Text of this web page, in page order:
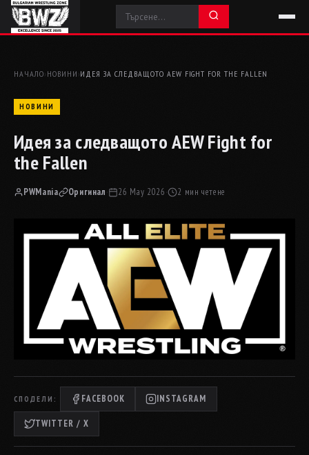
НАЧАЛО› НОВИНИ ›ИДЕЯ ЗА СЛЕДВАЩОТО AEW FIGHT FOR THE FALLEN
НОВИНИ
Идея за следващото AEW Fight for
the Fallen
PWMania Оригинал· 26 May 2026· 2 мин четене
СПОДЕЛИ: FACEBOOK INSTAGRAM
TWITTER / X